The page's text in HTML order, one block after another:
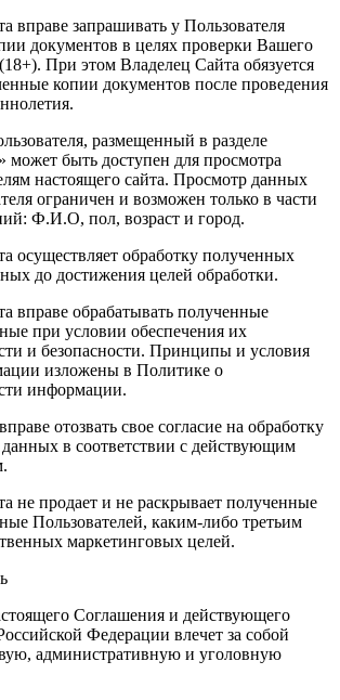
вправе запрашивать у Пользователя
документов в целях проверки Вашего
При этом Владелец Сайта обязуется
копии документов после проведения
размещенный в разделе
может быть доступен для просмотра
настоящего сайта. Просмотр данных
ограничен и возможен только в части
Ф.И.О, пол, возраст и город.
осуществляет обработку полученных
до достижения целей обработки.
вправе обрабатывать полученные
при условии обеспечения их
и безопасности. Принципы и условия
изложены в Политике о
информации.
отозвать свое согласие на обработку
в соответствии с действующим
не продает и не раскрывает полученные
Пользователей, каким-либо третьим
маркетинговых целей.
Соглашения и действующего
Федерации влечет за собой
административную и уголовную